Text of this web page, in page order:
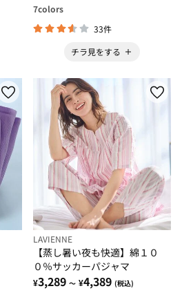
7colors
33件
チラ見をする
LAVIENNE
【蒸し暑い夜も快適】綿１０
０％サッカーパジャマ
¥3,289 ～ ¥4,389 (税込)